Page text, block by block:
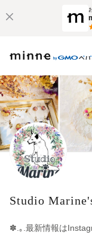
Studio
✽.｡.最新情報は